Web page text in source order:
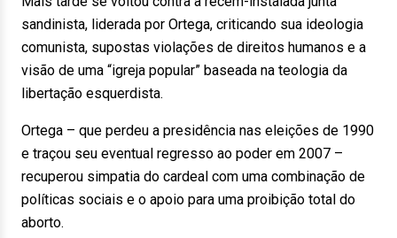
sandinista, liderada por Ortega, criticando sua ideologia
comunista, supostas violações de direitos humanos e a
visão de uma “igreja popular” baseada na teologia da
libertação esquerdista.
Ortega – que perdeu a presidência nas eleições de 1990
e traçou seu eventual regresso ao poder em 2007 –
recuperou simpatia do cardeal com uma combinação de
políticas sociais e o apoio para uma proibição total do
aborto.